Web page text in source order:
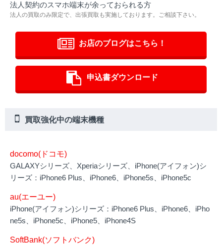
法人契約のスマホ端末が余っておられる方
法人の買取のみ限定で、出張買取も実施しております。ご相談下さい。
お店のブログはこちら！
申込書ダウンロード
買取強化中の端末機種
docomo(ドコモ)
GALAXYシリーズ、Xperiaシリーズ、iPhone(アイフォン)シ
リーズ：iPhone6 Plus、iPhone6、iPhone5s、iPhone5c
au(エーユー)
iPhone(アイフォン)シリーズ：iPhone6 Plus、iPhone6、iPho
ne5s、iPhone5c、iPhone5、iPhone4S
SoftBank(ソフトバンク)